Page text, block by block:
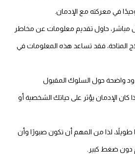
في معركته مع الإدمان.
حاول تقديم معلومات عن مخاطر
المتاحة، فقد تساعد هذه المعلومات في
واضحة حول السلوك المقبول
كان الإدمان يؤثر على حياتك الشخصية أو
طويلاً، لذا من المهم أن تكون صبورًا وأن
دون ضغط كبير.